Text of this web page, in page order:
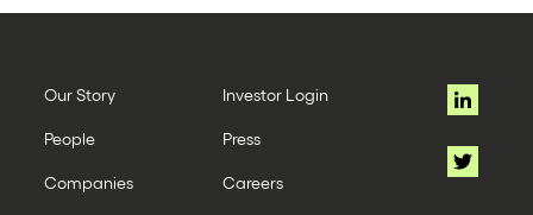
Our Story
People
Companies
Investor Login
Press
Careers